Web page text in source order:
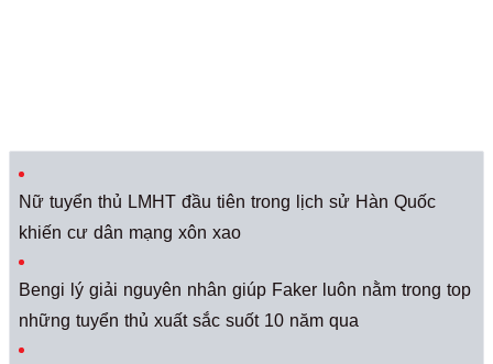
Nữ tuyển thủ LMHT đầu tiên trong lịch sử Hàn Quốc
khiến cư dân mạng xôn xao
Bengi lý giải nguyên nhân giúp Faker luôn nằm trong top
những tuyển thủ xuất sắc suốt 10 năm qua